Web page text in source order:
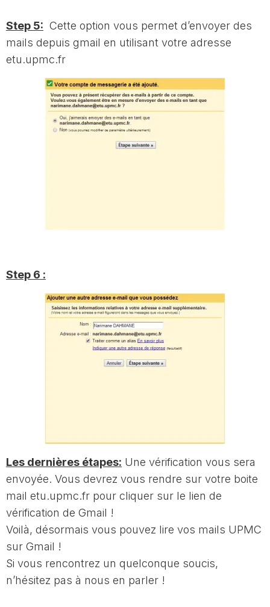
Step 5: Cette option vous permet d’envoyer des
mails depuis gmail en utilisant votre adresse
etu.upmc.fr
Step 6 :
Les dernières étapes: Une vérification vous sera
envoyée. Vous devrez vous rendre sur votre boite
mail etu.upmc.fr pour cliquer sur le lien de
vérification de Gmail !
Voilà, désormais vous pouvez lire vos mails UPMC
sur Gmail !
Si vous rencontrez un quelconque soucis,
n’hésitez pas à nous en parler !